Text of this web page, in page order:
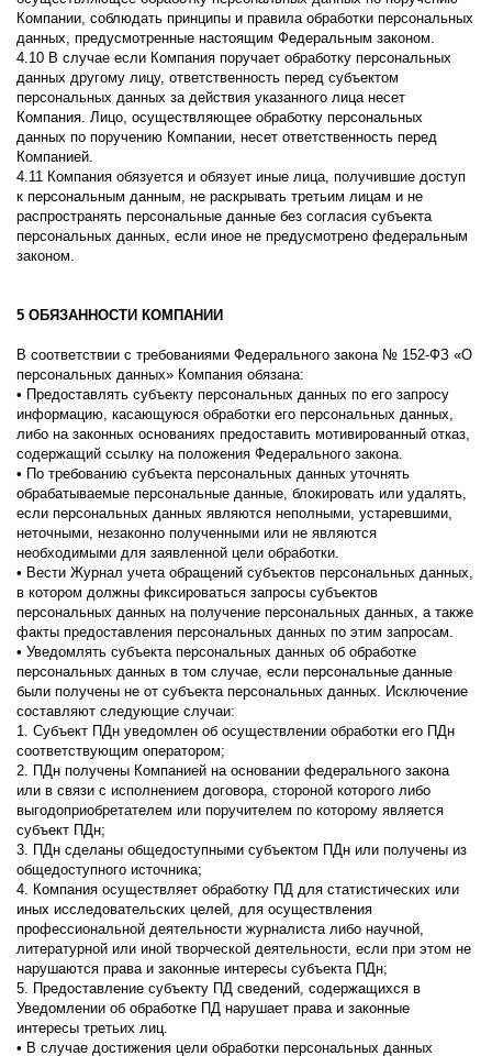
Компании, соблюдать принципы и правила обработки персональных
данных, предусмотренные настоящим Федеральным законом.
4.10 В случае если Компания поручает обработку персональных
данных другому лицу, ответственность перед субъектом
персональных данных за действия указанного лица несет
Компания. Лицо, осуществляющее обработку персональных
данных по поручению Компании, несет ответственность перед
Компанией.
4.11 Компания обязуется и обязует иные лица, получившие доступ
к персональным данным, не раскрывать третьим лицам и не
распространять персональные данные без согласия субъекта
персональных данных, если иное не предусмотрено федеральным
законом.
5 ОБЯЗАННОСТИ КОМПАНИИ
В соответствии с требованиями Федерального закона № 152-ФЗ «О
персональных данных» Компания обязана:
• Предоставлять субъекту персональных данных по его запросу
информацию, касающуюся обработки его персональных данных,
либо на законных основаниях предоставить мотивированный отказ,
содержащий ссылку на положения Федерального закона.
• По требованию субъекта персональных данных уточнять
обрабатываемые персональные данные, блокировать или удалять,
если персональных данных являются неполными, устаревшими,
неточными, незаконно полученными или не являются
необходимыми для заявленной цели обработки.
• Вести Журнал учета обращений субъектов персональных данных,
в котором должны фиксироваться запросы субъектов
персональных данных на получение персональных данных, а также
факты предоставления персональных данных по этим запросам.
• Уведомлять субъекта персональных данных об обработке
персональных данных в том случае, если персональные данные
были получены не от субъекта персональных данных. Исключение
составляют следующие случаи:
1. Субъект ПДн уведомлен об осуществлении обработки его ПДн
соответствующим оператором;
2. ПДн получены Компанией на основании федерального закона
или в связи с исполнением договора, стороной которого либо
выгодоприобретателем или поручителем по которому является
субъект ПДн;
3. ПДн сделаны общедоступными субъектом ПДн или получены из
общедоступного источника;
4. Компания осуществляет обработку ПД для статистических или
иных исследовательских целей, для осуществления
профессиональной деятельности журналиста либо научной,
литературной или иной творческой деятельности, если при этом не
нарушаются права и законные интересы субъекта ПДн;
5. Предоставление субъекту ПД сведений, содержащихся в
Уведомлении об обработке ПД нарушает права и законные
интересы третьих лиц.
• В случае достижения цели обработки персональных данных